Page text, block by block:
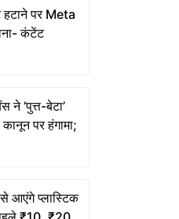
हटाने पर Meta
कंटेंट
ने ‘पुत्त-बेटा’
पर हंगामा;
आएंगे प्लास्टिक